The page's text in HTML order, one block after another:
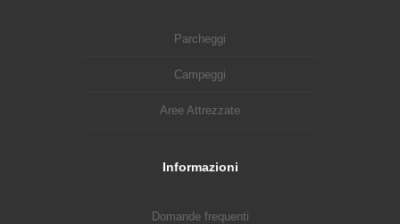
Parcheggi
Campeggi
Aree Attrezzate
Informazioni
Domande frequenti